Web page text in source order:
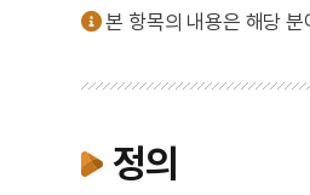
본 항목의 내용은 해당
정의